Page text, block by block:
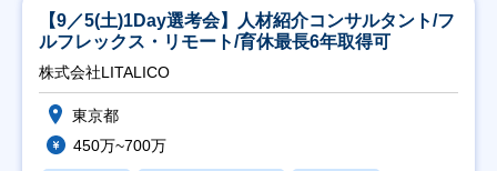
【9／5(土)1Day選考会】人材紹介コンサルタント/フ
ルフレックス・リモート/育休最長6年取得可
株式会社LITALICO
東京都
450万~700万